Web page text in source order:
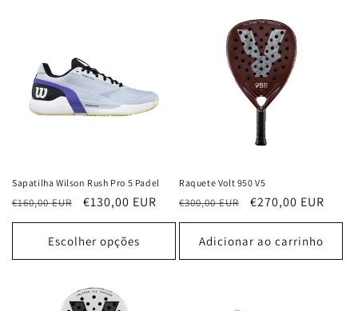
Sapatilha Wilson Rush Pro 5 Padel
Preço
normal
€160,00 EUR
Preço
de
saldo
€130,00 EUR
Escolher opções
Raquete Volt 950 V5
Preço
normal
€300,00 EUR
Preço
de
saldo
€270,00 EUR
Adicionar ao carrinho